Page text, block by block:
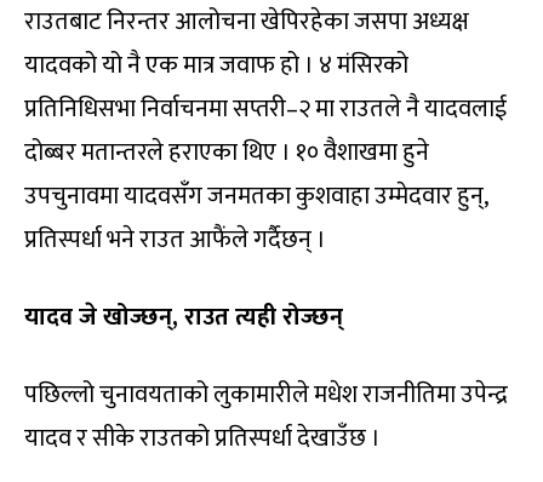
राउतबाट निरन्तर आलोचना खेपिरहेका जसपा अध्यक्ष
यादवको यो नै एक मात्र जवाफ हो । ४ मंसिरको
प्रतिनिधिसभा निर्वाचनमा सप्तरी–२ मा राउतले नै यादवलाई
दोब्बर मतान्तरले हराएका थिए । १० वैशाखमा हुने
उपचुनावमा यादवसँग जनमतका कुशवाहा उम्मेदवार हुन्,
प्रतिस्पर्धा भने राउत आफैंले गर्दैछन् ।
यादव जे खोज्छन्, राउत त्यही रोज्छन्
पछिल्लो चुनावयताको लुकामारीले मधेश राजनीतिमा उपेन्द्र
यादव र सीके राउतको प्रतिस्पर्धा देखाउँछ ।